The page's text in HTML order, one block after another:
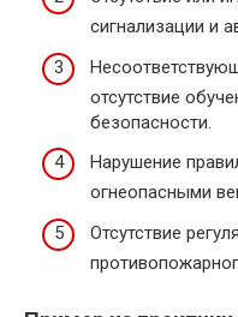
сигнализации и
отсутствие
безопасности.
Нарушение
огнеопасными
Отсутствие